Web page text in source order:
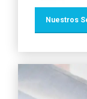
Nuestros